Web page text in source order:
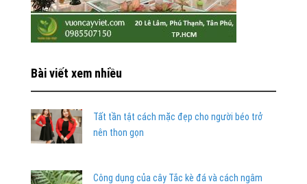
Bài viết xem nhiều
Tất tần tật cách mặc đẹp cho người béo trở
nên thon gọn
Công dụng của cây Tắc kè đá và cách ngâm